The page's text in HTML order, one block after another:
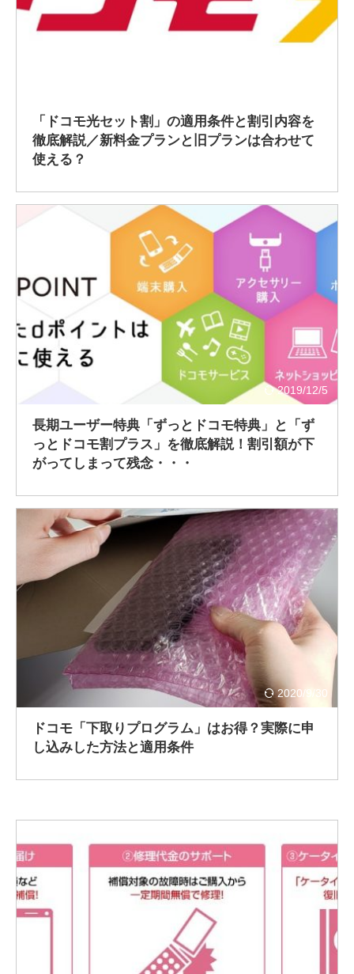
「ドコモ光セット割」の適用条件と割引内容を
徹底解説／新料金プランと旧プランは合わせて
使える？
2019/12/5
長期ユーザー特典「ずっとドコモ特典」と「ず
っとドコモ割プラス」を徹底解説！割引額が下
がってしまって残念・・・
2020/9/30
ドコモ「下取りプログラム」はお得？実際に申
し込みした方法と適用条件